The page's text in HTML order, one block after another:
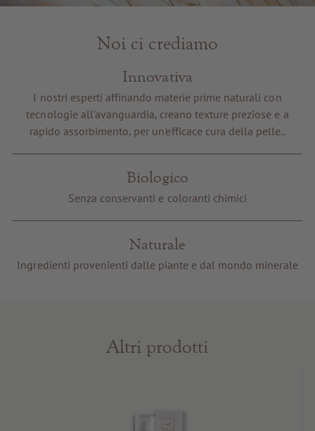
Noi ci crediamo
Innovativa
I nostri esperti affinando materie prime naturali con
tecnologie all'avanguardia, creano texture preziose e a
rapido assorbimento, per un'efficace cura della pelle..
Biologico
Senza conservanti e coloranti chimici
Naturale
Ingredienti provenienti dalle piante e dal mondo minerale
Altri prodotti